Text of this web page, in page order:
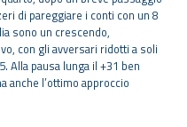
di pareggiare i conti con un 8
sono un crescendo,
con gli avversari ridotti a soli
Alla pausa lunga il +31 ben
anche l’ottimo approccio